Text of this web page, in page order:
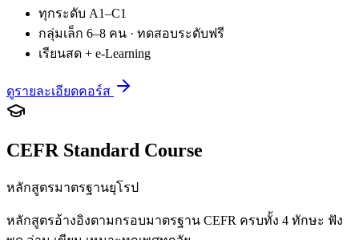
ทุกระดับ A1–C1
กลุ่มเล็ก 6–8 คน · ทดสอบระดับฟรี
เรียนสด + e-Learning
ดูรายละเอียดคอร์ส
CEFR Standard Course
หลักสูตรมาตรฐานยุโรป
หลักสูตรอ้างอิงตามกรอบมาตรฐาน CEFR ครบทั้ง 4 ทักษะ ฟัง